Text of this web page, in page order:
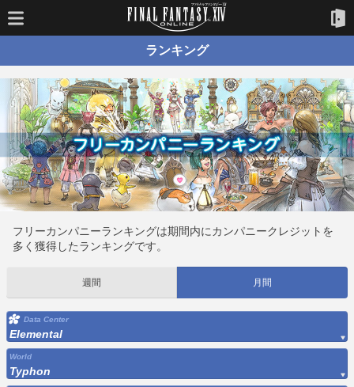
ランキング
フリーカンパニーランキングは期間内にカンパニークレジットを
多く獲得したランキングです。
週間 月間
Data Center
Elemental
World
Typhon